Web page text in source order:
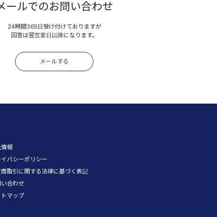
ールでのお問い合わせ
24時間365日受け付けておりますが
回答は翌営業日以降になります。
メールする
報
バシーポリシー
取引に関する法律に基づく表記
合わせ
マップ